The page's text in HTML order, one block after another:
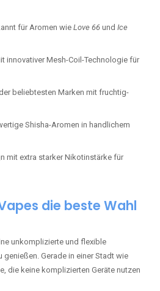
für Aromen wieLove 66 und Ice
innovativer Mesh-Coil-Technologie für
beliebtesten Marken mit fruchtig-
Shisha-Aromen in handlichem
mit extra starker Nikotinstärke für
die beste Wahl
unkomplizierte und flexible
Gerade in einer Stadt wie
die keine komplizierten Geräte nutzen